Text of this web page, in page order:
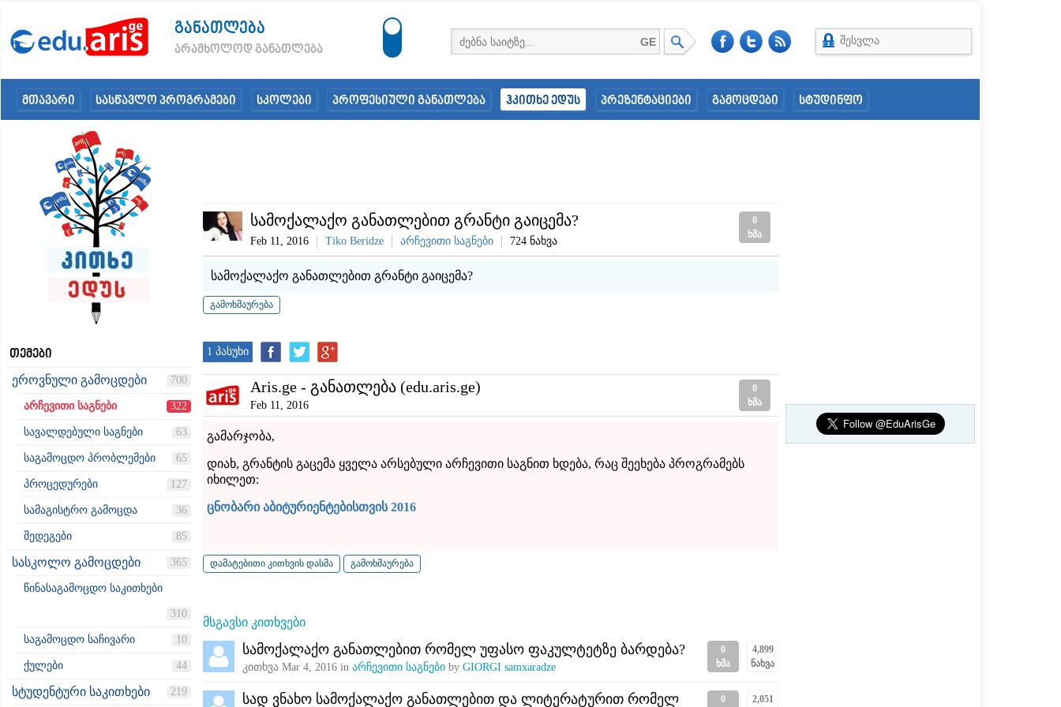
განათლება
არამხოლოდ განათლება
GE შესვლა
მთავარი სასწავლო პროგრამები სკოლები პროფესიული განათლება ჰკითხე ედუს პრეზენტაციები გამოცდები სტუდინფო
თემები
ეროვნული გამოცდები 700
არჩევითი საგნები 322
სავალდებული საგნები 63
საგამოცდო პრობლემები 65
პროცედურები 127
სამაგისტრო გამოცდა 36
შედეგები 85
სასკოლო გამოცდები 365
წინასაგამოცდო საკითხები
310
საგამოცდო საჩივარი 10
ქულები 44
სტუდენტური საკითხები 219
0
ხმა
სამოქალაქო განათლებით გრანტი გაიცემა?
Feb 11, 2016 Tiko Beridze არჩევითი საგნები 724 ნახვა
სამოქალაქო განათლებით გრანტი გაიცემა?
1 პასუხი
Aris.ge - განათლება (edu.aris.ge)
გამარჯობა,
დიახ, გრანტის გაცემა ყველა არსებული არჩევითი საგნით ხდება, რაც შეეხება პროგრამებს
იხილეთ:
ცნობარი აბიტურიენტებისთვის 2016
0
ხმა
Feb 11, 2016
მსგავსი კითხვები
0
ხმა
4,899
ნახვა
სამოქალაქო განათლებით რომელ უფასო ფაკულტეტზე ბარდება?
კითხვა Mar 4, 2016 in არჩევითი საგნები by GIORGI samxaradze
0 2,051
სად ვნახო სამოქალაქო განათლებით და ლიტერატურით რომელ